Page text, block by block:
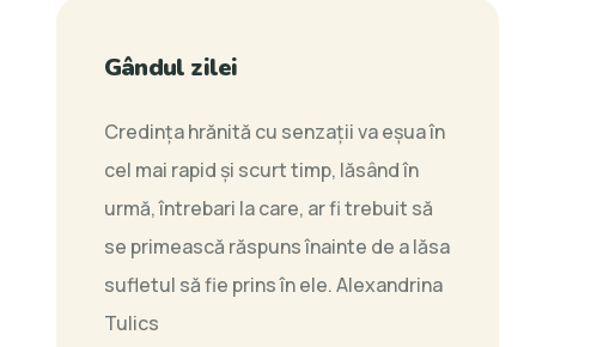
Gândul zilei
Credința hrănită cu senzații va eșua în
cel mai rapid și scurt timp, lăsând în
urmă, întrebari la care, ar fi trebuit să
se primească răspuns înainte de a lăsa
sufletul să fie prins în ele.Alexandrina
Tulics